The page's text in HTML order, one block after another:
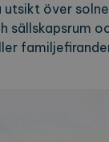
utsikt över
sällskapsrum